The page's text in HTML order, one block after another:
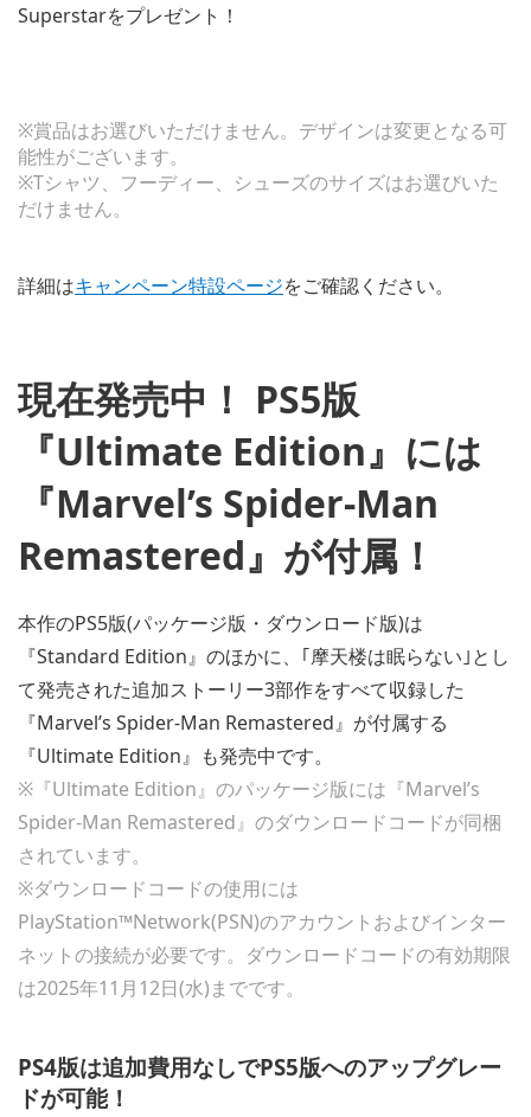
Superstarをプレゼント！
※賞品はお選びいただけません。デザインは変更となる可
能性がございます。
※Tシャツ、フーディー、シューズのサイズはお選びいた
だけません。
詳細はキャンペーン特設ページをご確認ください。
現在発売中！ PS5版
『Ultimate Edition』には
『Marvel’s Spider-Man
Remastered』が付属！
本作のPS5版(パッケージ版・ダウンロード版)は
『Standard Edition』のほかに、｢摩天楼は眠らない｣とし
て発売された追加ストーリー3部作をすべて収録した
『Marvel’s Spider-Man Remastered』が付属する
『Ultimate Edition』も発売中です。
※『Ultimate Edition』のパッケージ版には『Marvel’s
Spider-Man Remastered』のダウンロードコードが同梱
されています。
※ダウンロードコードの使用には
PlayStation™Network(PSN)のアカウントおよびインター
ネットの接続が必要です。ダウンロードコードの有効期限
は2025年11月12日(水)までです。
PS4版は追加費用なしでPS5版へのアップグレー
ドが可能！